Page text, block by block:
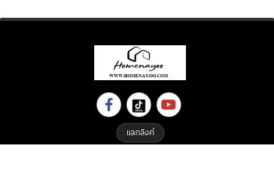
Ratchapruek-Rama 5
ใกล้ Central และ The Mall
แลกลิงค์